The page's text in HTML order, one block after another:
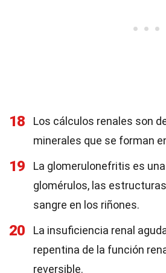
18
Los cálculos renales son
minerales que se forman
19
La glomerulonefritis es
glomérulos, las
sangre en los riñones.
20
La insuficiencia renal
repentina de la función
reversible.